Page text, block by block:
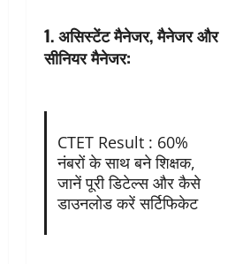
1. असिस्टेंट मैनेजर, मैनेजर और
सीनियर मैनेजर:
CTET Result : 60%
नंबरों के साथ बने शिक्षक,
जानें पूरी डिटेल्स और कैसे
डाउनलोड करें सर्टिफिकेट